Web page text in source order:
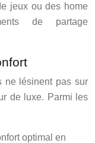
jeux ou des home
de partage
ne lésinent pas sur
de luxe. Parmi les
optimal en